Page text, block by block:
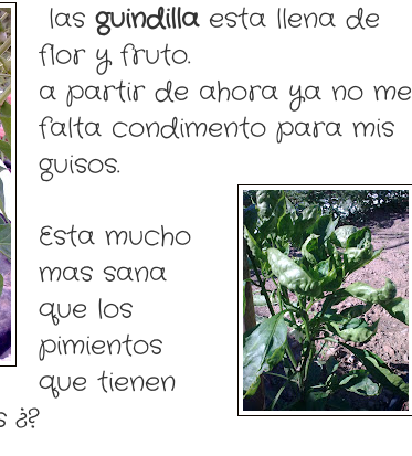
las guindillaesta llena de
flor y fruto.
a partir de ahora ya no me
falta condimento para mis
guisos.
Esta mucho
mas sana
que los
pimientos
que tienen